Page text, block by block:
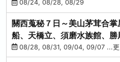
08/24, 08/28, 08/29
關西蒐秘７日～美山茅茸合
船、天橋立、須磨水族館、勝
08/28, 08/31, 09/04, 09/07 ...更